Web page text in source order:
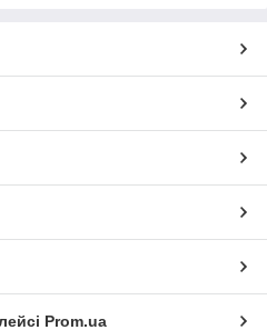
Prom.ua